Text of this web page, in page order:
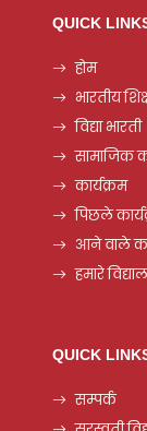
QUICK
होम
भारतीय
विद्या भारती
सामाजिक
कार्यक्रम
पिछले
आने वाले
हमारे
QUICK
सम्पर्क